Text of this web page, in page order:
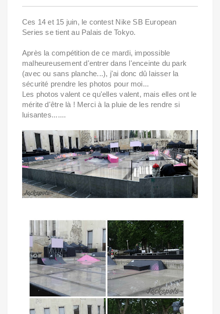
Ces 14 et 15 juin, le contest Nike SB European
Series se tient au Palais de Tokyo.
Après la compétition de ce mardi, impossible
malheureusement d'entrer dans l'enceinte du park
(avec ou sans planche...), j'ai donc dû laisser la
sécurité prendre les photos pour moi...
Les photos valent ce qu'elles valent, mais elles ont le
mérite d'être là ! Merci à la pluie de les rendre si
luisantes.......